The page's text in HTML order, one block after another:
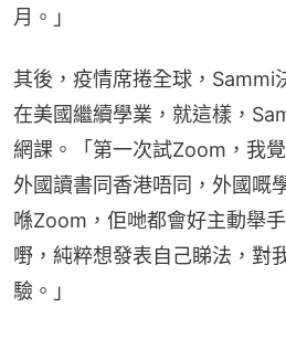
月。」
其後，疫情席捲全球，Sammi
在美國繼續學業，就這樣，
網課。「第一次試Zoom，我
外國讀書同香港唔同，外國嘅
喺Zoom，佢哋都會好主動舉
嘢，純粹想發表自己睇法，對
驗。」